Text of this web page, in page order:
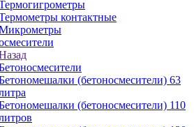
контактные
(бетоносмесители) 63
(бетоносмесители) 110